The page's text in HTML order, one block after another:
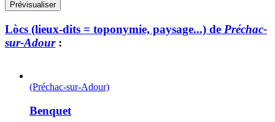
Lòcs (lieux-dits = toponymie, paysage...) de Préchac-
sur-Adour:
(Préchac-sur-Adour)
Benquet